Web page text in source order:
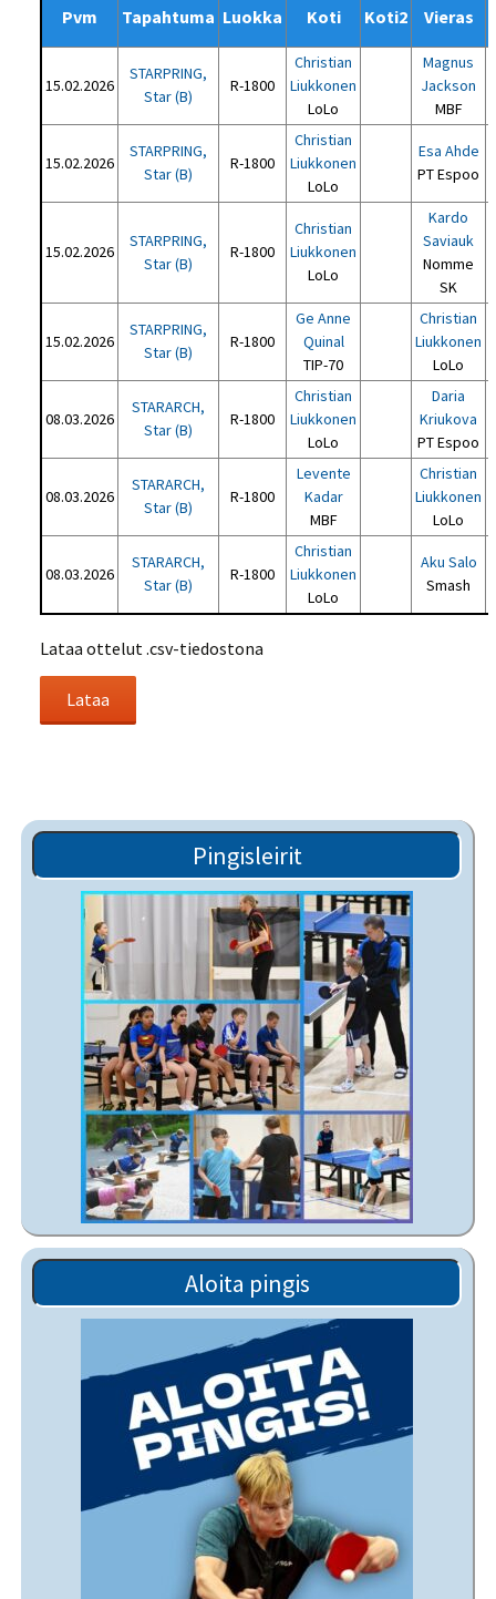
Pvm Tapahtuma Luokka Koti Koti2 Vieras
15.02.2026
STARPRING,
Star (B)
R-1800
Christian
Liukkonen
LoLo
Magnus
Jackson
MBF
15.02.2026
STARPRING,
Star (B)
R-1800
Christian
Liukkonen
LoLo
Esa Ahde
PT Espoo
15.02.2026
STARPRING,
Star (B)
R-1800
Christian
Liukkonen
LoLo
Kardo
Saviauk
Nomme
SK
15.02.2026
STARPRING,
Star (B)
R-1800
Ge Anne
Quinal
TIP-70
Christian
Liukkonen
LoLo
08.03.2026
STARARCH,
Star (B)
R-1800
Christian
Liukkonen
LoLo
Daria
Kriukova
PT Espoo
08.03.2026
STARARCH,
Star (B)
R-1800
Levente
Kadar
MBF
Christian
Liukkonen
LoLo
08.03.2026
STARARCH,
Star (B)
R-1800
Christian
Liukkonen
LoLo
Aku Salo
Smash
Lataa ottelut .csv-tiedostona
Pingisleirit
Aloita pingis